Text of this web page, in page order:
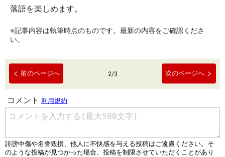
落語を楽しめます。
※記事内容は執筆時点のものです。最新の内容をご確認くださ
い。
前のページへ 2/3 次のページへ